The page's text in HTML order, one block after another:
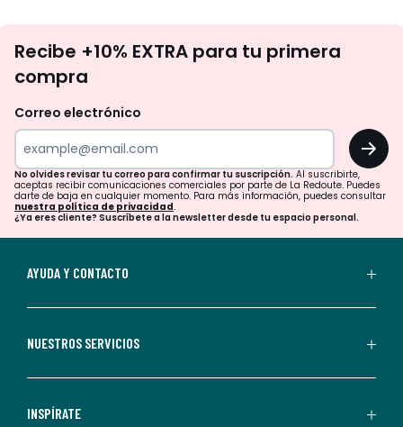
te
tu
para
confirmar
tu
suscripción.
aceptas
comerciales
personalizadas
Recibe +10% EXTRA para tu primera
compra
Correo electrónico
OK
No olvides revisar tu correo para confirmar tu suscripción. Al suscribirte,
aceptas recibir comunicaciones comerciales por parte de La Redoute. Puedes
darte de baja en cualquier momento. Para más información, puedes consultar
nuestra política de privacidad.
¿Ya eres cliente? Suscríbete a la newsletter desde tu espacio personal.
AYUDA Y CONTACTO
NUESTROS SERVICIOS
INSPÍRATE